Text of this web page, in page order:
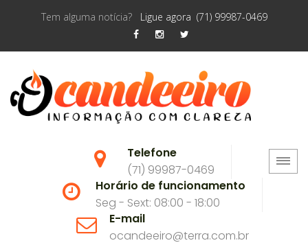
Tem alguma notícia? Ligue agora (71) 99987-0469
Telefone
(71) 99987-0469
Horário de funcionamento
Seg - Sext: 08:00 - 18:00
E-mail
ocandeeiro@terra.com.br